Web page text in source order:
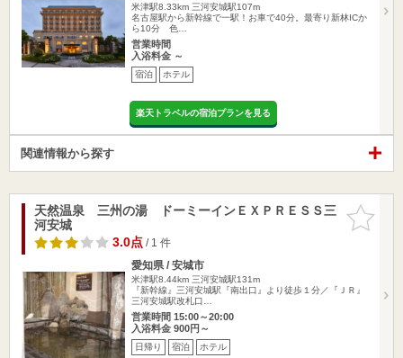
米津駅8.33km 三河安城駅107m
名古屋駅から新幹線で一駅！お車で40分。最寄り新林ICか
ら10分 色…
営業時間
入浴料金 ～
宿泊 ホテル
楽天トラベルの宿泊プランを見る
関連情報から探す
お気に入
りに追加
天然温泉 三州の湯 ドーミーインＥＸＰＲＥＳＳ三
河安城
3.0点/ 1 件
愛知県 / 安城市
米津駅8.44km 三河安城駅131m
『新幹線』三河安城駅『南出口』より徒歩１分／『ＪＲ』
三河安城駅改札口…
営業時間 15:00～20:00
入浴料金 900円～
日帰り 宿泊 ホテル